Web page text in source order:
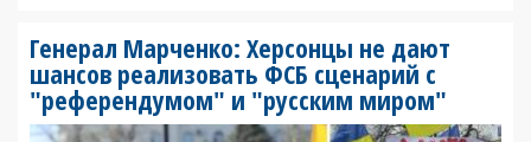
Генерал Марченко: Херсонцы не дают
шансов реализовать ФСБ сценарий с
"референдумом" и "русским миром"